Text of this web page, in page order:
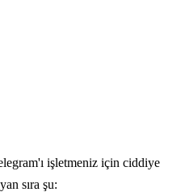
işletmeniz için ciddiye
sıra şu: